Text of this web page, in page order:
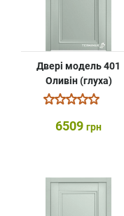
Двері модель 401
Оливін (глуха)
6509 грн